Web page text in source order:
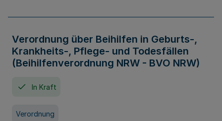
Verordnung über Beihilfen in Geburts-,
Krankheits-, Pflege- und Todesfällen
(Beihilfenverordnung NRW - BVO NRW)
In Kraft
Verordnung